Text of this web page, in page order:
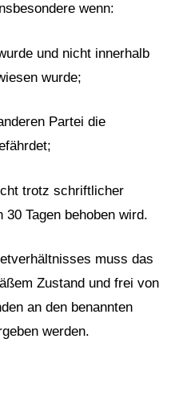
wenn:
und nicht innerhalb
wurde;
Partei die
trotz schriftlicher
Tagen behoben wird.
muss das
Zustand und frei von
an den benannten
werden.